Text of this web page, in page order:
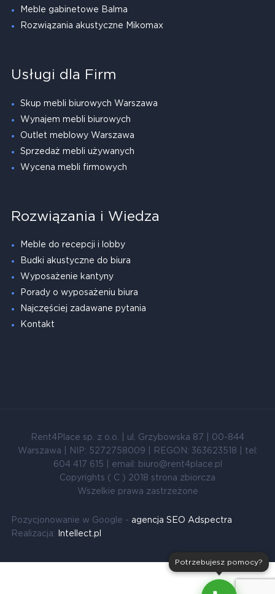
Meble gabinetowe Balma
Rozwiązania akustyczne Mikomax
Usługi dla Firm
Skup mebli biurowych Warszawa
Wynajem mebli biurowych
Outlet meblowy Warszawa
Sprzedaż mebli używanych
Wycena mebli firmowych
Rozwiązania i Wiedza
Meble do recepcji i lobby
Budki akustyczne do biura
Wyposażenie kantyny
Porady o wyposażeniu biura
Najczęściej zadawane pytania
Kontakt
Rent4Place sp. z o.o. | ul. Grzybowska 87 | 00-844
Warszawa | NIP: 5272758009 | REGON: 363623518 | tel:
604 417 615 | email: biuro@rent4place.pl
Copyrights ( C ) 2018 strona zbiorcza
Wszelkie prawa zastrzeżone
Pozycjonowanie w Google - agencja SEO Adspectra
Realizacja:
Intellect.pl
Potrzebujesz pomocy?